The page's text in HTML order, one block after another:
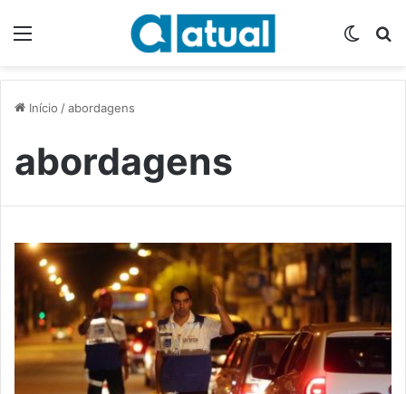
Início /abordagens
abordagens